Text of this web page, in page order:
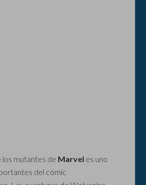
los mutantes de Marvel es uno
del cómic